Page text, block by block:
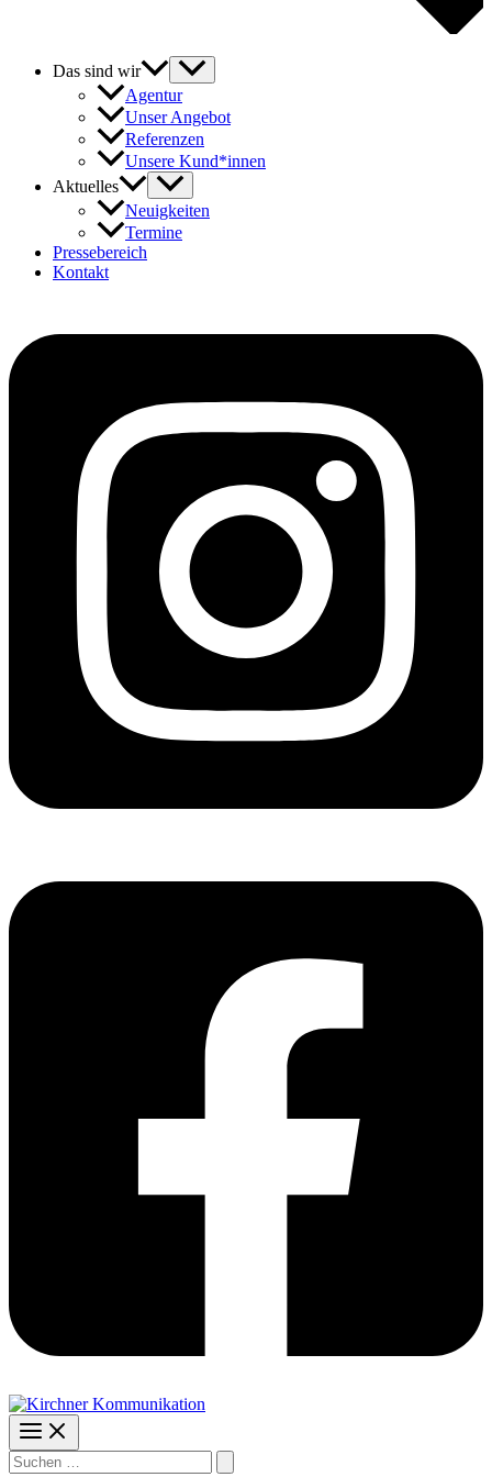
Das sind wir
Agentur
Unser Angebot
Referenzen
Unsere Kund*innen
Aktuelles
Neuigkeiten
Termine
Pressebereich
Kontakt
Suchen